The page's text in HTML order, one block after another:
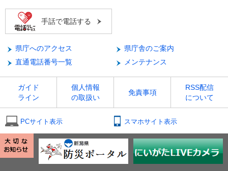
手話で電話する
県庁へのアクセス
県庁舎のご案内
直通電話番号一覧
メンテナンス
ガイド
ライン
個人情報
の取扱い
免責事項
RSS配信
について
PCサイト表示 スマホサイト表示